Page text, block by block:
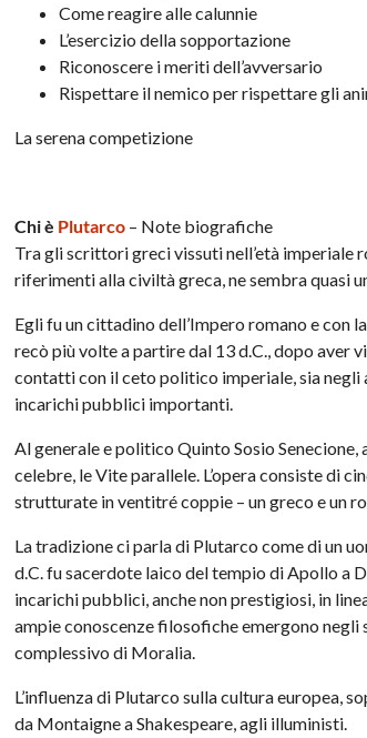
Come reagire alle calunnie
L’esercizio della sopportazione
Riconoscere i meriti dell’avversario
Rispettare il nemico per rispettare gli
La serena competizione
Chi è Plutarco – Note biografiche
Tra gli scrittori greci vissuti nell’età imperiale
riferimenti alla civiltà greca, ne sembra quasi
Egli fu un cittadino dell’Impero romano e con
recò più volte a partire dal 13 d.C., dopo aver
contatti con il ceto politico imperiale, sia negli
incarichi pubblici importanti.
Al generale e politico Quinto Sosio
celebre, le Vite parallele. L’opera consiste di
strutturate in ventitré coppie – un greco e un
La tradizione ci parla di Plutarco come di un
d.C. fu sacerdote laico del tempio di Apollo a
incarichi pubblici, anche non prestigiosi, in
ampie conoscenze filosofiche emergono
complessivo di Moralia.
L’influenza di Plutarco sulla cultura europea,
da Montaigne a Shakespeare, agli illuministi.